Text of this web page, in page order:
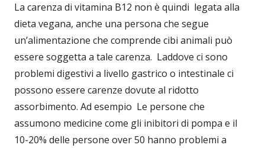
La carenza di vitamina B12 non è quindi legata alla
dieta vegana, anche una persona che segue
un’alimentazione che comprende cibi animali può
essere soggetta a tale carenza. Laddove ci sono
problemi digestivi a livello gastrico o intestinale ci
possono essere carenze dovute al ridotto
assorbimento. Ad esempio Le persone che
assumono medicine come gli inibitori di pompa e il
10-20% delle persone over 50 hanno problemi a